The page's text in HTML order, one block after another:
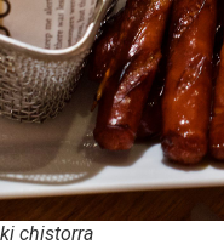
chistorra